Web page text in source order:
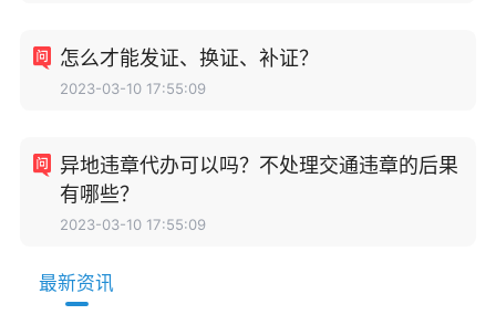
怎么才能发证、换证、补证？
2023-03-10 17:55:09
异地违章代办可以吗？不处理交通违章的后果
有哪些？
2023-03-10 17:55:09
最新资讯